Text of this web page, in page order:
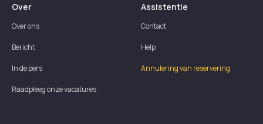
Over
Over ons
Bericht
In de pers
Raadpleeg onze vacatures
Assistentie
Contact
Help
Annulering van reservering